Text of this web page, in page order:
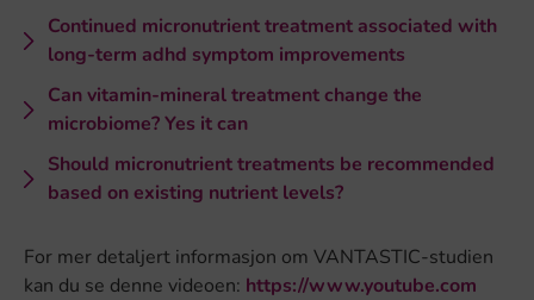
Continued micronutrient treatment associated with
long-term adhd symptom improvements
Can vitamin-mineral treatment change the
microbiome?Yes it can
Should micronutrient treatments be recommended
based on existing nutrient levels?
For mer detaljert informasjon om VANTASTIC-studien
kan du se denne videoen: https://www.youtube.com